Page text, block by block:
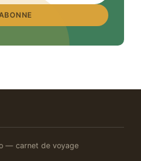
— carnet de voyage